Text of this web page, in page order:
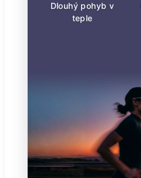
Dlouhý pohyb v
teple